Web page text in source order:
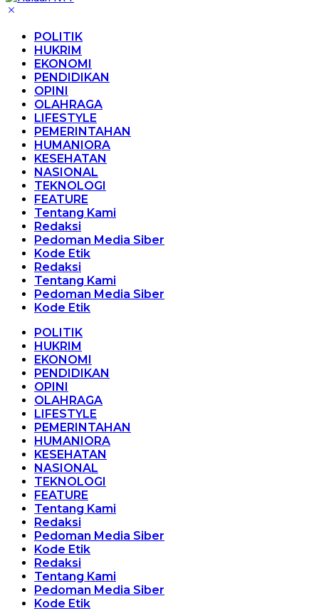
POLITIK
HUKRIM
EKONOMI
PENDIDIKAN
OPINI
OLAHRAGA
LIFESTYLE
PEMERINTAHAN
HUMANIORA
KESEHATAN
NASIONAL
TEKNOLOGI
FEATURE
Tentang Kami
Redaksi
Pedoman Media Siber
Kode Etik
Redaksi
Tentang Kami
Pedoman Media Siber
Kode Etik
POLITIK
HUKRIM
EKONOMI
PENDIDIKAN
OPINI
OLAHRAGA
LIFESTYLE
PEMERINTAHAN
HUMANIORA
KESEHATAN
NASIONAL
TEKNOLOGI
FEATURE
Tentang Kami
Redaksi
Pedoman Media Siber
Kode Etik
Redaksi
Tentang Kami
Pedoman Media Siber
Kode Etik